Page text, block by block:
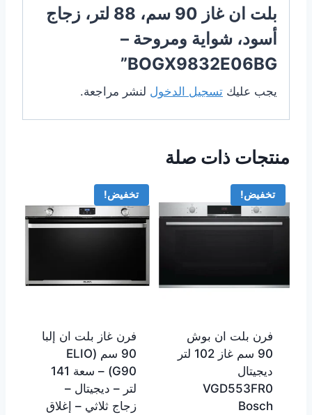
بلت ان غاز 90 سم، 88 لتر، زجاج
أسود، شواية ومروحة –
BOGX9832E06BG”
يجب عليك تسجيل الدخول لنشر مراجعة.
منتجات ذات صلة
تخفيض!
فرن بلت ان بوش
90 سم غاز 102 لتر
ديجيتال
VGD553FR0
Bosch
تخفيض!
فرن غاز بلت ان إلبا
90 سم (ELIO
G90) – سعة 141
لتر – ديجيتال –
زجاج ثلاثي – إغلاق